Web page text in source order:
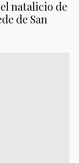
natalicio de
de San